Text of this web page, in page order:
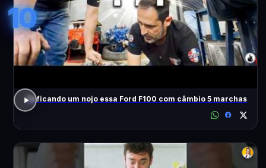
10
Tá ficando um nojo essa Ford F100 com câmbio 5 marchas